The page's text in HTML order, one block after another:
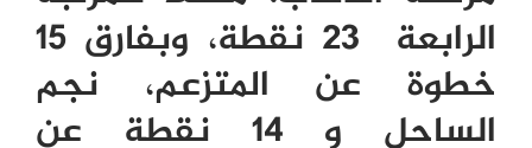
الرابعة 23 نقطة، وبفارق 15
خطوة عن المتزعم، نجم
الساحل و 14 نقطة عن